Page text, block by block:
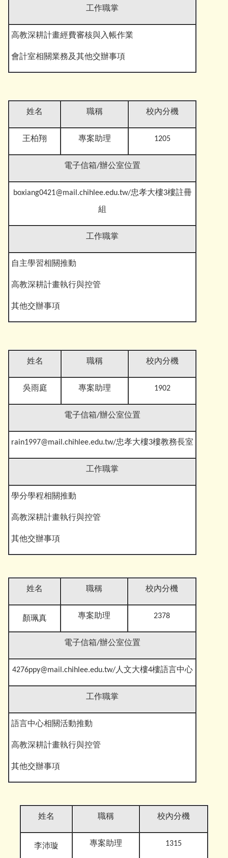
工作職掌
高教深耕計畫經費審核與入帳作業
會計室相關業務及其他交辦事項
姓名 職稱 校內分機
王柏翔 專案助理 1205
電子信箱/辦公室位置
boxiang0421@mail.chihlee.edu.tw/忠孝大樓3樓註冊
組
工作職掌
自主學習相關推動
高教深耕計畫執行與控管
其他交辦事項
姓名 職稱 校內分機
吳雨庭 專案助理 1902
電子信箱/辦公室位置
rain1997@mail.chihlee.edu.tw/忠孝大樓3樓教務長室
工作職掌
學分學程相關推動
高教深耕計畫執行與控管
其他交辦事項
姓名 職稱 校內分機
顏珮真 專案助理 2378
電子信箱/辦公室位置
4276ppy@mail.chihlee.edu.tw/人文大樓4樓語言中心
工作職掌
語言中心相關活動推動
高教深耕計畫執行與控管
其他交辦事項
姓名 職稱 校內分機
李沛璇 專案助理 1315